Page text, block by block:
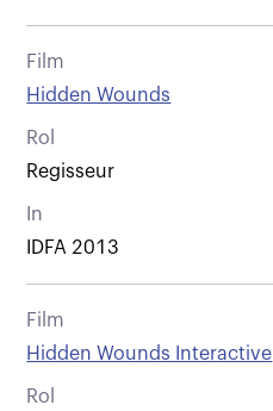
Film
Hidden Wounds
Rol
Regisseur
In
IDFA 2013
Film
Hidden Wounds Interactive
Rol